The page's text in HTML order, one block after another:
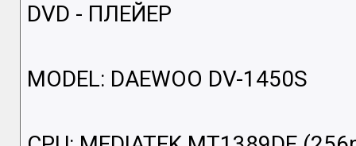
DVD - ПЛЕЙЕР
MODEL: DAEWOO DV-1450S